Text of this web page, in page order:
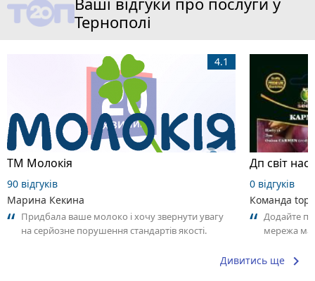
Тернополі
ТМ Молокія
4.1
90 відгуків
Марина Кекина
Придбала ваше молоко і хочу звернути увагу
на серйозне порушення стандартів якості.
0 відгуків
Команда
Додайте
мережа
Дивитись ще keyboard_arrow_right